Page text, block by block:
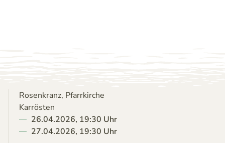
Rosenkranz, Pfarrkirche
Karrösten
26.04.2026, 19:30 Uhr
27.04.2026, 19:30 Uhr